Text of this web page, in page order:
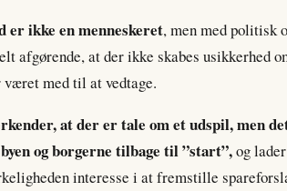
er ikke en menneskeret, men med politisk
afgørende, at der ikke skabes usikkerhed
været med til at vedtage.
at der er tale om et udspil, men
og borgerne tilbage til ”start”,og
interesse i at fremstille